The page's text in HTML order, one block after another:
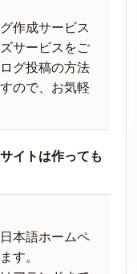
作成サービス
サービスをご
グ投稿の方法
ので、お気軽
イトは作っても
本語ホームペ
す。